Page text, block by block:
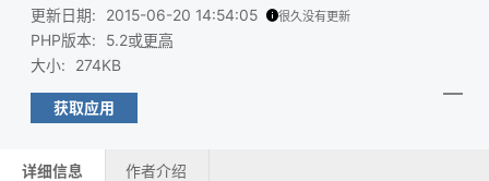
更新日期: 2015-06-20 14:54:05 很久没有更新
PHP版本: 5.2或更高
大小: 274KB
获取应用
详细信息 作者介绍